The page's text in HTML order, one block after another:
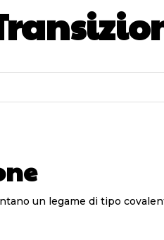
I composti di coordinazione presentano un